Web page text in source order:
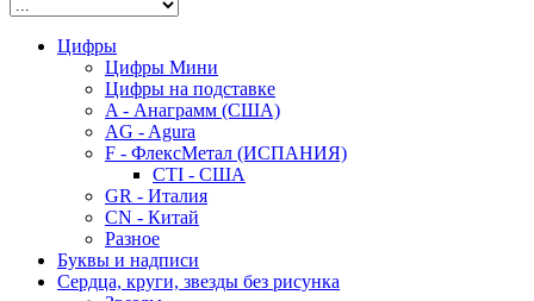
Цифры
Цифры Мини
Цифры на подставке
A - Анаграмм (США)
AG - Agura
F - ФлексМетал (ИСПАНИЯ)
CTI - США
GR - Италия
CN - Китай
Разное
Буквы и надписи
Сердца, круги, звезды без рисунка